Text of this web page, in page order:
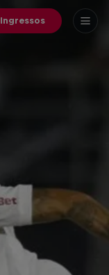
Ingressos